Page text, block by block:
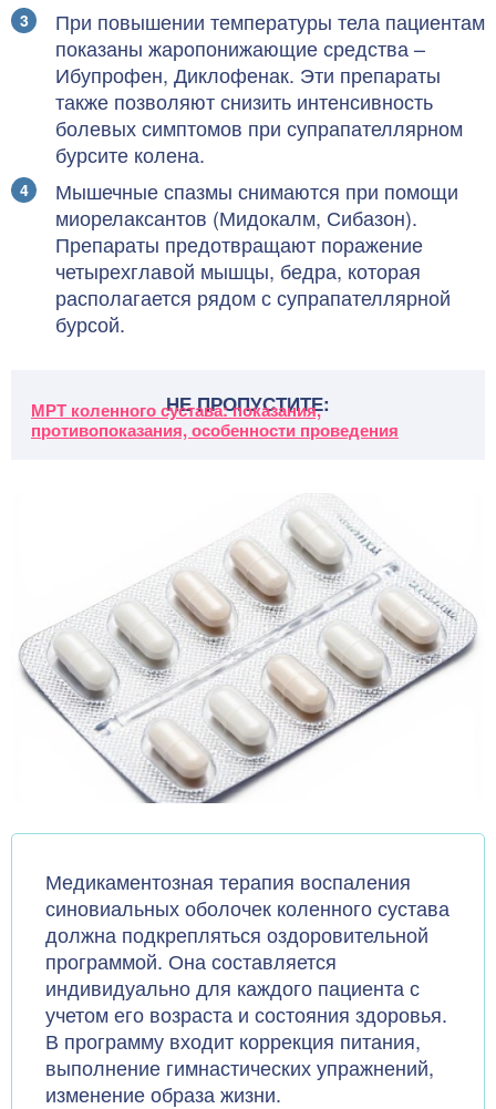
При повышении температуры тела пациентам
показаны жаропонижающие средства –
Ибупрофен, Диклофенак. Эти препараты
также позволяют снизить интенсивность
болевых симптомов при супрапателлярном
бурсите колена.
Мышечные спазмы снимаются при помощи
миорелаксантов (Мидокалм, Сибазон).
Препараты предотвращают поражение
четырехглавой мышцы, бедра, которая
располагается рядом с супрапателлярной
бурсой.
НЕ ПРОПУСТИТЕ:
МРТ коленного сустава: показания,
противопоказания, особенности проведения
Медикаментозная терапия воспаления
синовиальных оболочек коленного сустава
должна подкрепляться оздоровительной
программой. Она составляется
индивидуально для каждого пациента с
учетом его возраста и состояния здоровья.
В программу входит коррекция питания,
выполнение гимнастических упражнений,
изменение образа жизни.